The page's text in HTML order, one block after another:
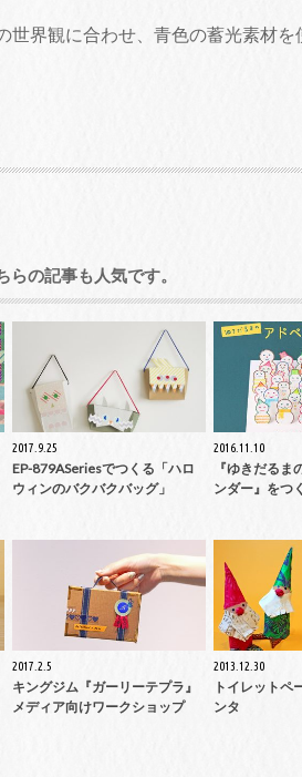
界観に合わせ、青色の蓄光素材を
らの記事も人気です。
2017.9.25
EP-879ASeriesでつくる「ハロ
ウィンのバクバクバッグ」
2016.11.10
『ゆきだるま
ンダー』をつ
2017.2.5
キングジム『ガーリーテプラ』
メディア向けワークショップ
2013.12.30
トイレットペ
ンタ